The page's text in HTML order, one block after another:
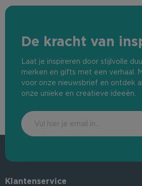
De kracht van
Laat je inspireren door stijlvolle
merken en gifts met een verhaal.
voor onze nieuwsbrief en ontdek
onze unieke en creatieve ideeën.
Klantenservice